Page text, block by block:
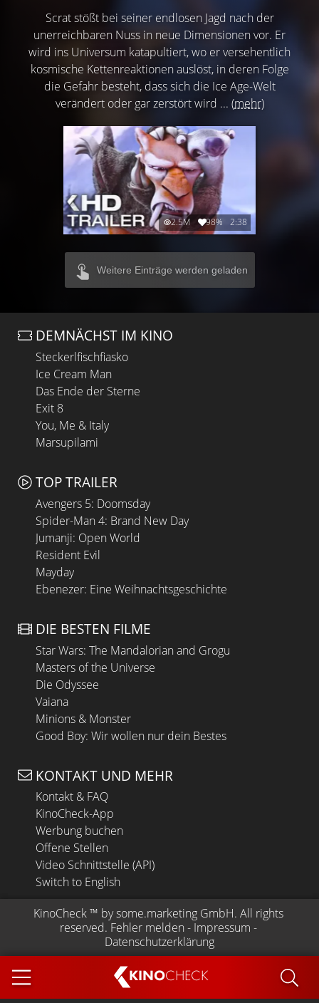
KINOCHECK
Scrat stößt bei seiner endlosen Jagd nach der
unerreichbaren Nuss in neue Dimensionen vor. Er
wird ins Universum katapultiert, wo er versehentlich
kosmische Kettenreaktionen auslöst, in deren Folge
die Gefahr besteht, dass sich die Ice Age-Welt
verändert oder gar zerstört wird ... (mehr)
2.5M 98% 2:38
Weitere Einträge werden geladen
DEMNÄCHST IM KINO
Steckerlfischfiasko
Ice Cream Man
Das Ende der Sterne
Exit 8
You, Me & Italy
Marsupilami
TOP TRAILER
Avengers 5: Doomsday
Spider-Man 4: Brand New Day
Jumanji: Open World
Resident Evil
Mayday
Ebenezer: Eine Weihnachtsgeschichte
DIE BESTEN FILME
Star Wars: The Mandalorian and Grogu
Masters of the Universe
Die Odyssee
Vaiana
Minions & Monster
Good Boy: Wir wollen nur dein Bestes
KONTAKT UND MEHR
Kontakt & FAQ
KinoCheck-App
Werbung buchen
Offene Stellen
Video Schnittstelle (API)
Switch to English
KinoCheck ™ by some.marketing GmbH. All rights
reserved. Fehler melden - Impressum -
Datenschutzerklärung